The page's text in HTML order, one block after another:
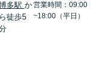
多駅 か
ら徒歩5
営業時間：09:00
~18:00（平日）